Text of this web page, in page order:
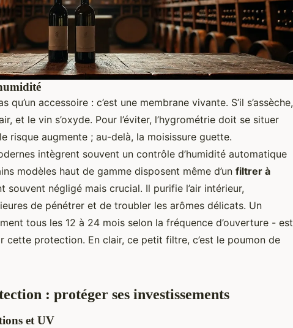
qu’un accessoire : c’est une membrane vivante. S’il s’assèche,
et le vin s’oxyde. Pour l’éviter, l’hygrométrie doit se situer
risque augmente ; au-delà, la moisissure guette.
intègrent souvent un contrôle d’humidité automatique
modèles haut de gamme disposent même d’un filtrer à
souvent négligé mais crucial. Il purifie l’air intérieur,
de pénétrer et de troubler les arômes délicats. Un
tous les 12 à 24 mois selon la fréquence d’ouverture - est
cette protection. En clair, ce petit filtre, c’est le poumon de
: protéger ses investissements
et UV